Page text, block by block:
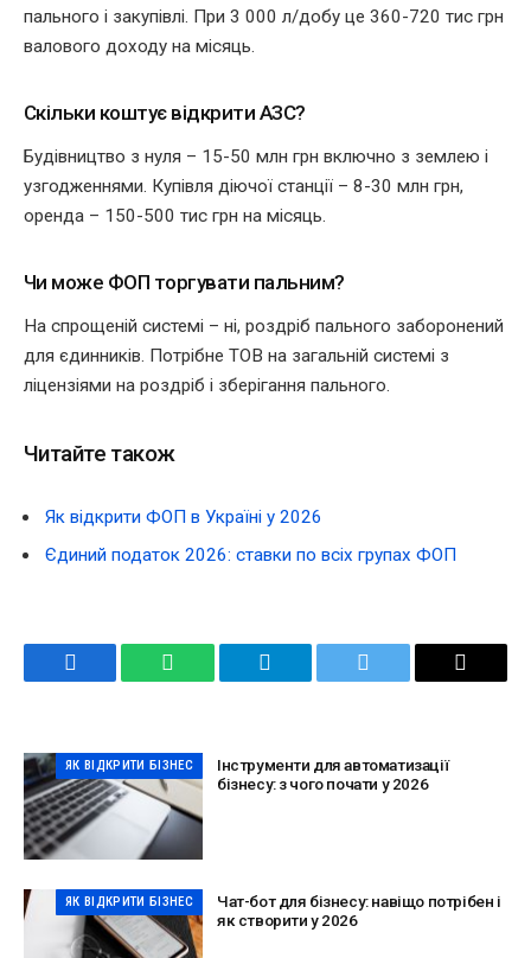
пального і закупівлі. При 3 000 л/добу це 360-720 тис грн
валового доходу на місяць.
Скільки коштує відкрити АЗС?
Будівництво з нуля – 15-50 млн грн включно з землею і
узгодженнями. Купівля діючої станції – 8-30 млн грн,
оренда – 150-500 тис грн на місяць.
Чи може ФОП торгувати пальним?
На спрощеній системі – ні, роздріб пального заборонений
для єдинників. Потрібне ТОВ на загальній системі з
ліцензіями на роздріб і зберігання пального.
Читайте також
Як відкрити ФОП в Україні у 2026
Єдиний податок 2026: ставки по всіх групах ФОП
Facebook WhatsApp Telegram Twitter Email
ЯК ВІДКРИТИ БІЗНЕС
Інструменти для автоматизації
бізнесу: з чого почати у 2026
ЯК ВІДКРИТИ БІЗНЕС
Чат-бот для бізнесу: навіщо потрібен і
як створити у 2026